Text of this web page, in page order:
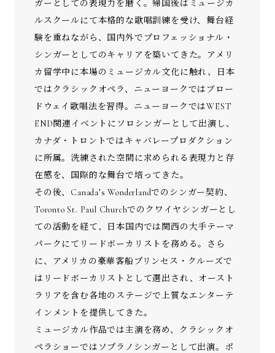
ガーとしての表現力を磨く。帰国後はミュージカ
ルスクールにて本格的な歌唱訓練を受け、舞台経
験を重ねながら、国内外でプロフェッショナル・
シンガーとしてのキャリアを築いてきた。アメリ
カ留学中に本場のミュージカル文化に触れ、日本
ではクラシックオペラ、ニューヨークではブロー
ドウェイ歌唱法を習得。ニューヨークではWEST
END関連イベントにソロシンガーとして出演し、
カナダ・トロントではキャバレープロダクション
に所属。洗練された空間に求められる表現力と存
在感を、国際的な舞台で培ってきた。
その後、Canada’s Wonderlandでのシンガー契約、
Toronto St. Paul Churchでのクワイヤシンガーとし
ての活動を経て、日本国内では関西の大手テーマ
パークにてリードボーカリストを務める。さら
に、アメリカの豪華客船プリンセス・クルーズで
はリードボーカリストとして選出され、オースト
ラリアを含む各地のステージで上質なエンターテ
インメントを提供してきた。
ミュージカル作品では主演を務め、クラシックオ
ペラショーではソプラノシンガーとして出演。ポ